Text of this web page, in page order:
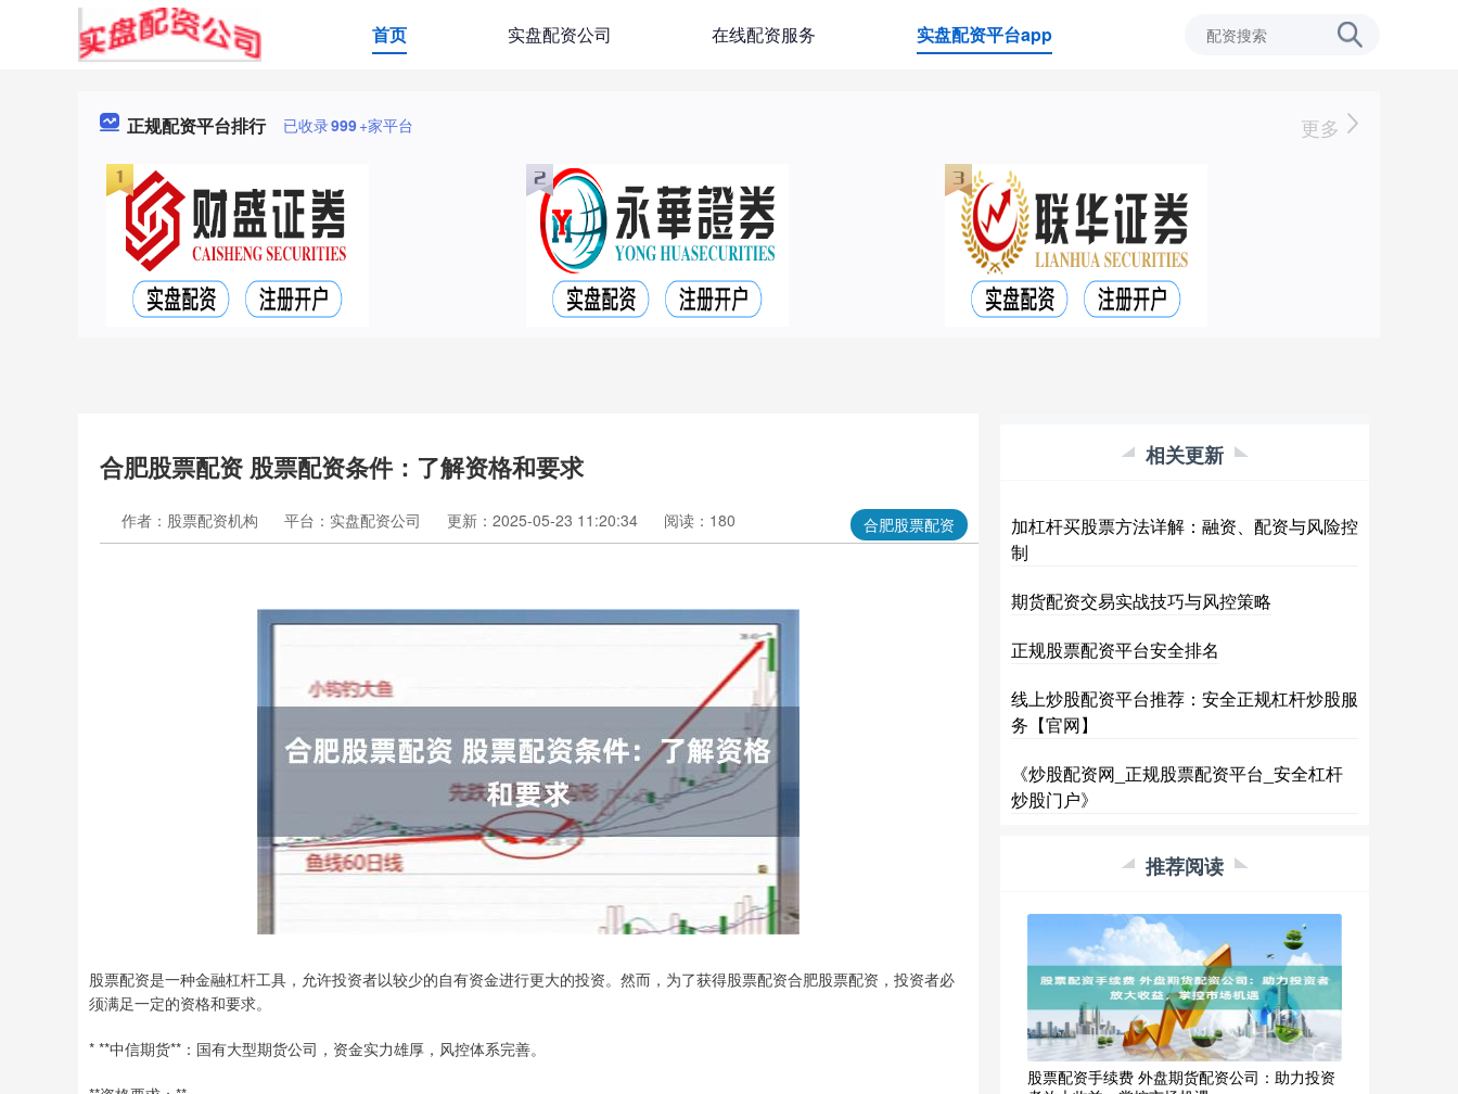
首页 实盘配资公司 在线配资服务 实盘配资平台app
正规配资平台排行 已收录999+家平台 更多
合肥股票配资 股票配资条件：了解资格和要求
合肥股票配资
作者：股票配资机构 平台：实盘配资公司 更新：2025-05-23 11:20:34 阅读：180
股票配资是一种金融杠杆工具，允许投资者以较少的自有资金进行更大的投资。然而，为了获得股票配资合肥股票配资，投资者必
须满足一定的资格和要求。
* **中信期货**：国有大型期货公司，资金实力雄厚，风控体系完善。
相关更新
加杠杆买股票方法详解：融资、配资与风险控
制
期货配资交易实战技巧与风控策略
正规股票配资平台安全排名
线上炒股配资平台推荐：安全正规杠杆炒股服
务【官网】
《炒股配资网_正规股票配资平台_安全杠杆
炒股门户》
推荐阅读
股票配资手续费 外盘期货配资公司：助力投资